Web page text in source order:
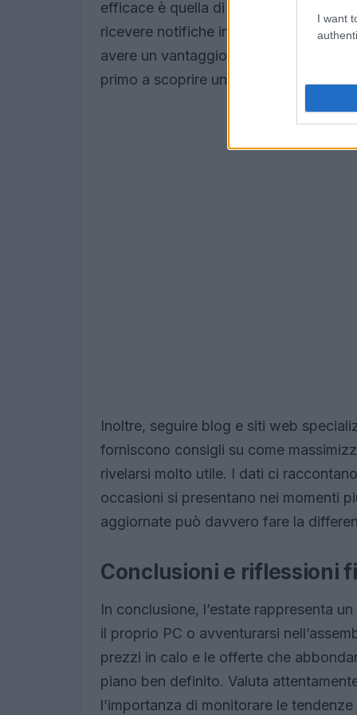
I want
efficace è quella di iscriversi a canali
ricevere notifiche in tempo reale sulle
avere un vantaggio competitivo
primo a scoprire un affare imperdibile?
Inoltre, seguire blog e siti web
forniscono consigli su come
rivelarsi molto utile. I dati ci
occasioni si presentano nei momenti
aggiornate può davvero fare la
Conclusioni e riflessioni
In conclusione, l’estate rappresenta
il proprio PC o avventurarsi
prezzi in calo e le offerte che
piano ben definito. Valuta
l’importanza di monitorare le